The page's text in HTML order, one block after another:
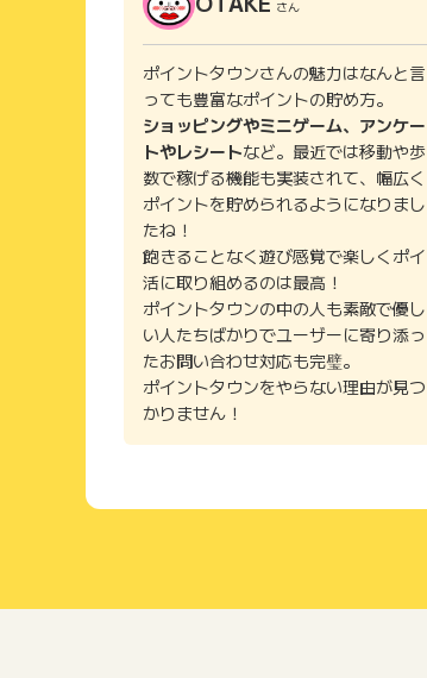
さん
ポイントタウンさんの魅力はなんと言
っても豊富なポイントの貯め方。
ショッピングやミニゲーム、アンケー
トやレシートなど。最近では移動や歩
数で稼げる機能も実装されて、幅広く
ポイントを貯められるようになりまし
たね！
飽きることなく遊び感覚で楽しくポイ
活に取り組めるのは最高！
ポイントタウンの中の人も素敵で優し
い人たちばかりでユーザーに寄り添っ
たお問い合わせ対応も完璧。
ポイントタウンをやらない理由が見つ
かりません！